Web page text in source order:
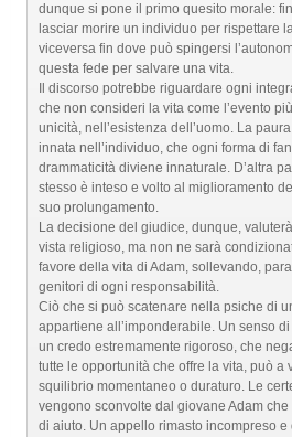
dunque si pone il primo quesito morale:
lasciar morire un individuo per rispettare
viceversa fin dove può spingersi
questa fede per salvare una vita.
Il discorso potrebbe riguardare ogni
che non consideri la vita come l’evento
unicità, nell’esistenza dell’uomo. La
innata nell’individuo, che ogni forma di
drammaticità diviene innaturale. D’altra
stesso è inteso e volto al miglioramento
suo prolungamento.
La decisione del giudice, dunque,
vista religioso, ma non ne sarà
favore della vita di Adam, sollevando,
genitori di ogni responsabilità.
Ciò che si può scatenare nella psiche di
appartiene all’imponderabile. Un senso
un credo estremamente rigoroso, che
tutte le opportunità che offre la vita, può a
squilibrio momentaneo o duraturo. Le
vengono sconvolte dal giovane Adam
di aiuto. Un appello rimasto incompreso